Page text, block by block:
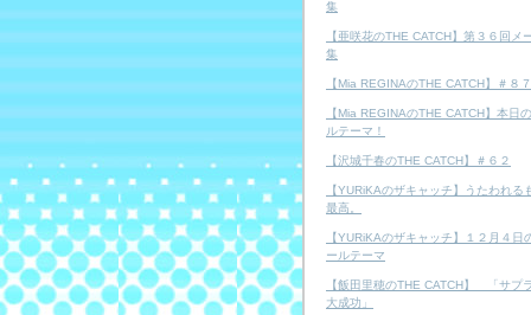
集
【亜咲花のTHE CATCH】第３６回メ
集
【Mia REGINAのTHE CATCH】＃８７
【Mia REGINAのTHE CATCH】本日
ルテーマ！
【沢城千春のTHE CATCH】＃６２
【YURiKAのザキャッチ】うたわれる
最高。
【YURiKAのザキャッチ】１２月４日
ールテーマ
【飯田里穂のTHE CATCH】 「サプ
大成功」